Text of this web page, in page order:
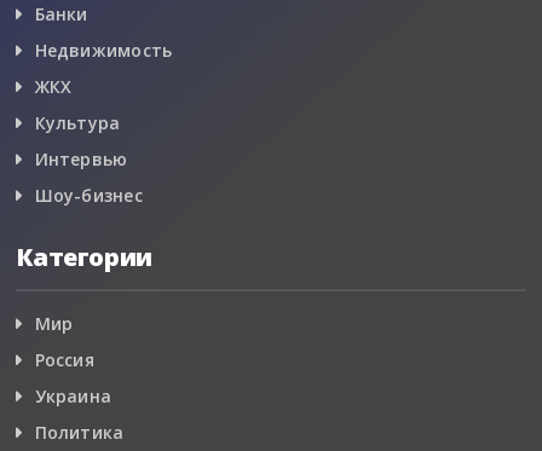
Банки
Недвижимость
ЖКХ
Культура
Интервью
Шоу-бизнес
Категории
Мир
Россия
Украина
Политика